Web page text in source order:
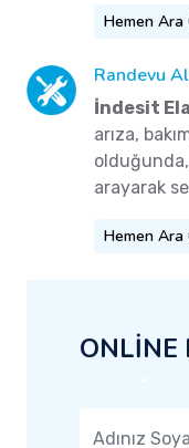
Hemen
Randevu
İndesit
arıza,
arayarak
Hemen
ONLİNE